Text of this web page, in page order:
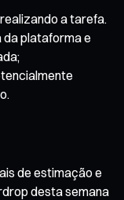
a tarefa.
plataforma e
de estimação e
desta semana